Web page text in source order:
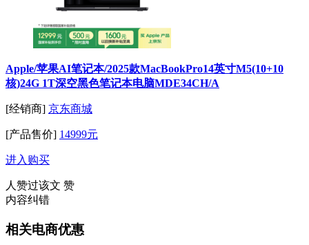
Apple/苹果AI笔记本/2025款MacBookPro14英寸M5(10+10
核)24G 1T深空黑色笔记本电脑MDE34CH/A
[经销商] 京东商城
[产品售价] 14999元
进入购买
人赞过该文 赞
内容纠错
相关电商优惠